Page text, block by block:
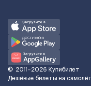
© 2011–2026 Купибилет
Дешёвые билеты на самолёт